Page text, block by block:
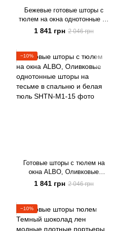
Бежевые готовые шторы с
тюлем на окна однотонные на
тесьме ALBO в зал, спальню,
гостиную, детскую комнату
1 841 грн 2 046 грн
−10%
Готовые шторы c тюлем на
окна ALBO, Оливковые
однотонные шторы на тесьме в
спальню и белая тюль
1 841 грн 2 046 грн
−10%